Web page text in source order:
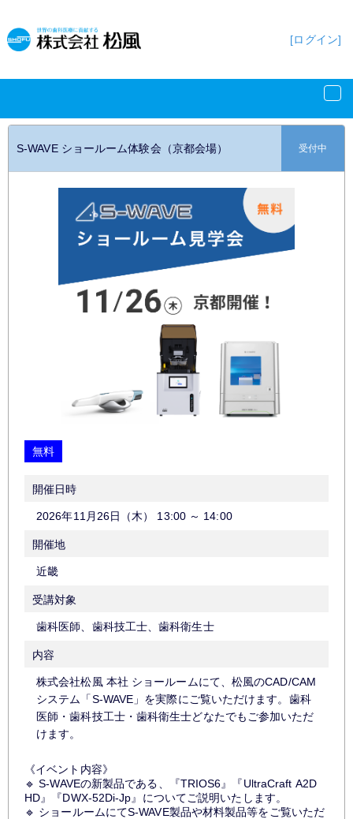
[ログイン]
S-WAVE ショールーム体験会（京都会場） 受付中
無料
開催日時
2026年11月26日（木） 13:00 ～ 14:00
開催地
近畿
受講対象
歯科医師、歯科技工士、歯科衛生士
内容
株式会社松風 本社 ショールームにて、松風のCAD/CAM
システム「S-WAVE」を実際にご覧いただけます。歯科
医師・歯科技工士・歯科衛生士どなたでもご参加いただ
けます。
《イベント内容》
🔹 S-WAVEの新製品である、『TRIOS6』『UltraCraft A2D
HD』『DWX-52Di-Jp』についてご説明いたします。
🔹 ショールームにてS-WAVE製品や材料製品等をご覧いただ